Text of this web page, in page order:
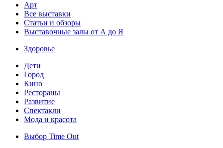
Арт
Все выставки
Статьи и обзоры
Выставочные залы от А до Я
Здоровье
Дети
Город
Кино
Рестораны
Развитие
Спектакли
Мода и красота
Выбор Time Out